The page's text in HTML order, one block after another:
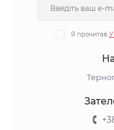
Я прочитав